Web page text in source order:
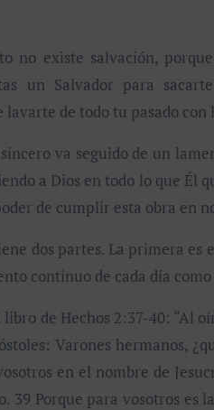
existe salvación,
un Salvador para
de todo tu pasado con
va seguido de un
a Dios en todo lo que
de cumplir esta obra en
dos partes. La primera es
continuo de cada día como
de Hechos 2:37-40: “Al
Varones hermanos,
en el nombre de
39 Porque para vosotros es